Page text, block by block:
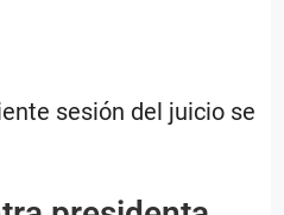
sesión del juicio se